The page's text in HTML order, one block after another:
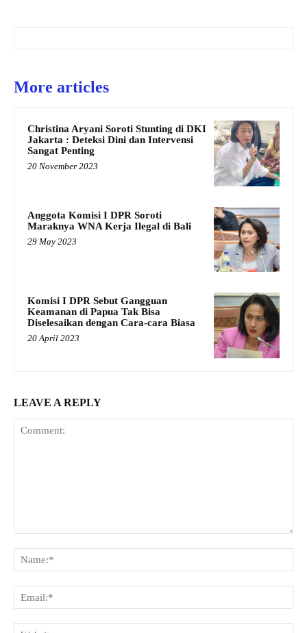
More articles
Christina Aryani Soroti Stunting di DKI
Jakarta : Deteksi Dini dan Intervensi
Sangat Penting
20 November 2023
Anggota Komisi I DPR Soroti
Maraknya WNA Kerja Ilegal di Bali
29 May 2023
Komisi I DPR Sebut Gangguan
Keamanan di Papua Tak Bisa
Diselesaikan dengan Cara-cara Biasa
20 April 2023
LEAVE A REPLY